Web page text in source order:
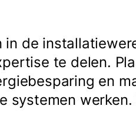
in de
te delen.
en
systemen werken.